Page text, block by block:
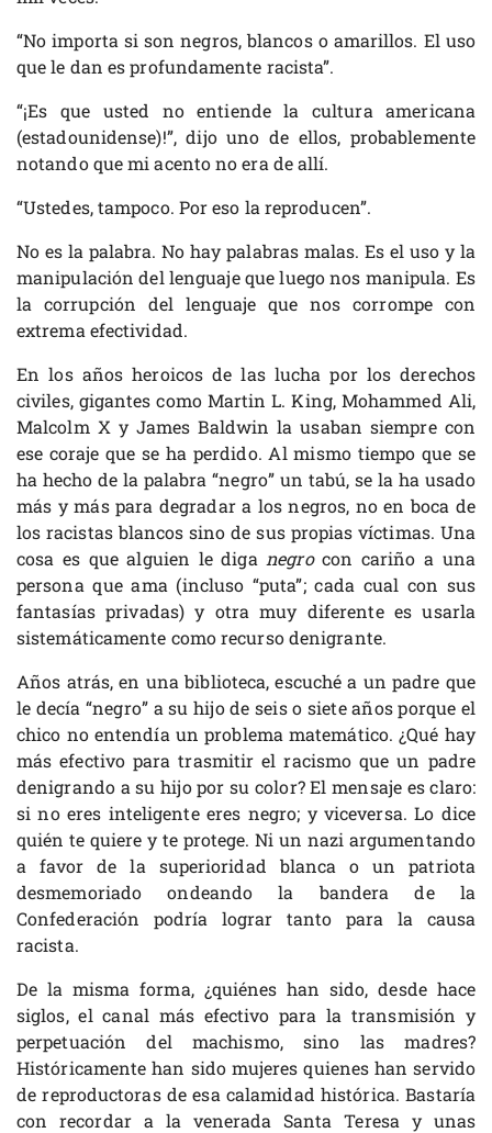
“No importa si son negros, blancos o amarillos. El uso
que le dan es profundamente racista”.
“¡Es que usted no entiende la cultura americana
(estadounidense)!”, dijo uno de ellos, probablemente
notando que mi acento no era de allí.
“Ustedes, tampoco. Por eso la reproducen”.
No es la palabra. No hay palabras malas. Es el uso y la
manipulación del lenguaje que luego nos manipula. Es
la corrupción del lenguaje que nos corrompe con
extrema efectividad.
En los años heroicos de las lucha por los derechos
civiles, gigantes como Martin L. King, Mohammed Ali,
Malcolm X y James Baldwin la usaban siempre con
ese coraje que se ha perdido. Al mismo tiempo que se
ha hecho de la palabra “negro” un tabú, se la ha usado
más y más para degradar a los negros, no en boca de
los racistas blancos sino de sus propias víctimas. Una
cosa es que alguien le diga negrocon cariño a una
persona que ama (incluso “puta”; cada cual con sus
fantasías privadas) y otra muy diferente es usarla
sistemáticamente como recurso denigrante.
Años atrás, en una biblioteca, escuché a un padre que
le decía “negro” a su hijo de seis o siete años porque el
chico no entendía un problema matemático. ¿Qué hay
más efectivo para trasmitir el racismo que un padre
denigrando a su hijo por su color? El mensaje es claro:
si no eres inteligente eres negro; y viceversa. Lo dice
quién te quiere y te protege. Ni un nazi argumentando
a favor de la superioridad blanca o un patriota
desmemoriado ondeando la bandera de la
Confederación podría lograr tanto para la causa
racista.
De la misma forma, ¿quiénes han sido, desde hace
siglos, el canal más efectivo para la transmisión y
perpetuación del machismo, sino las madres?
Históricamente han sido mujeres quienes han servido
de reproductoras de esa calamidad histórica. Bastaría
con recordar a la venerada Santa Teresa y unas